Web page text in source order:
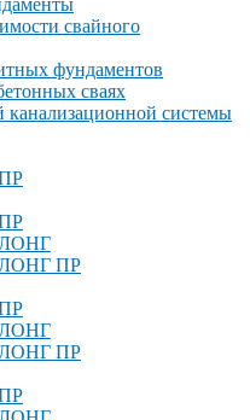
свайного
фундаментов
сваях
канализационной системы
ЛОНГ
ЛОНГ ПР
ЛОНГ
ЛОНГ ПР